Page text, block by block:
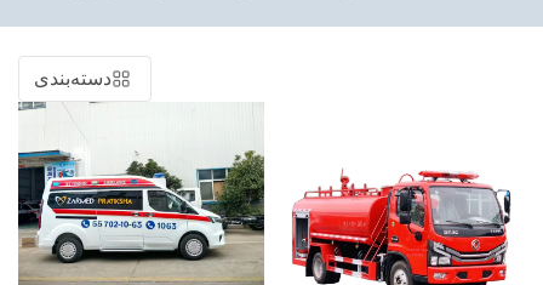
دسته‌بندی